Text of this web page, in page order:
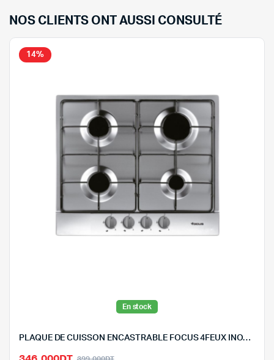
NOS CLIENTS ONT AUSSI CONSULTÉ
14%
En stock
PLAQUE DE CUISSON ENCASTRABLE FOCUS 4FEUX INOX-F401X